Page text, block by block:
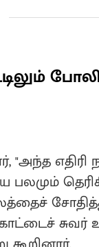
"அந்த
பலமும்